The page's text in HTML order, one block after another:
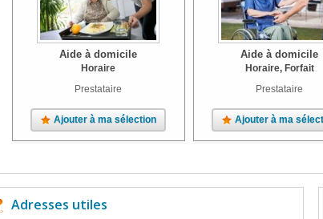
Aide à domicile
Horaire
Prestataire
Ajouter à ma sélection
Aide à domicile
Horaire, Forfait
Prestataire
Ajouter à ma
Adresses utiles